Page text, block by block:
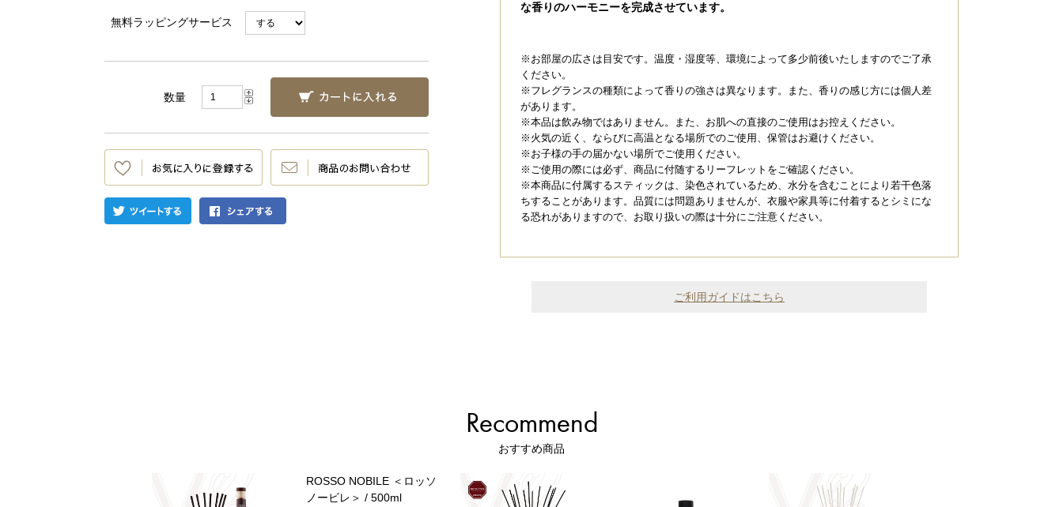
な香りのハーモニーを完成させています。
※お部屋の広さは目安です。温度・湿度等、環境によって多少前後いたしますのでご了承
ください。
※フレグランスの種類によって香りの強さは異なります。また、香りの感じ方には個人差
があります。
※本品は飲み物ではありません。また、お肌への直接のご使用はお控えください。
※火気の近く、ならびに高温となる場所でのご使用、保管はお避けください。
※お子様の手の届かない場所でご使用ください。
※ご使用の際には必ず、商品に付随するリーフレットをご確認ください。
※本商品に付属するスティックは、染色されているため、水分を含むことにより若干色落
ちすることがあります。品質には問題ありませんが、衣服や家具等に付着するとシミにな
る恐れがありますので、お取り扱いの際は十分にご注意ください。
ご利用ガイドはこちら
無料ラッピングサービス
数量
Recommend
おすすめ商品
ROSSO NOBILE ＜ロッソ
ノービレ＞ / 500ml